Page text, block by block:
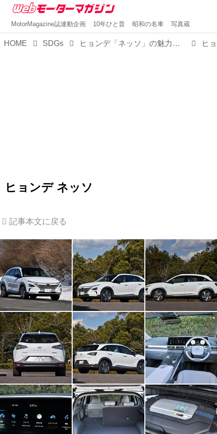
MotorMagazine誌連動企画 10年ひと昔 昭和の名車 写真蔵
HOME SDGs ヒョンデ「ネッソ」の魅力はトータルバランスの良さ。ガソリン車からの乗り換えがスムーズな快適SUV【試乗】 ヒ
ヒョンデ ネッソ
記事本文に戻る